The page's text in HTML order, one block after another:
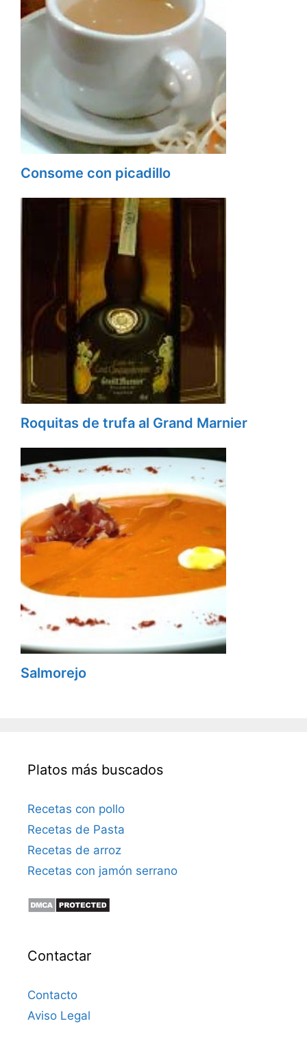
Consome con picadillo
Roquitas de trufa al Grand Marnier
Salmorejo
Platos más buscados
Recetas con pollo
Recetas de Pasta
Recetas de arroz
Recetas con jamón serrano
Contactar
Contacto
Aviso Legal